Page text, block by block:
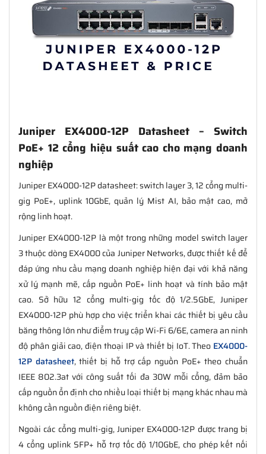
Juniper EX4000-12P Datasheet – Switch
PoE+ 12 cổng hiệu suất cao cho mạng doanh
nghiệp
Juniper EX4000-12P datasheet: switch layer 3, 12 cổng multi-
gig PoE+, uplink 10GbE, quản lý Mist AI, bảo mật cao, mở
rộng linh hoạt.
Juniper EX4000-12P là một trong những model switch layer
3 thuộc dòng EX4000 của Juniper Networks, được thiết kế để
đáp ứng nhu cầu mạng doanh nghiệp hiện đại với khả năng
xử lý mạnh mẽ, cấp nguồn PoE+ linh hoạt và tính bảo mật
cao. Sở hữu 12 cổng multi-gig tốc độ 1/2.5GbE, Juniper
EX4000-12P phù hợp cho việc triển khai các thiết bị yêu cầu
băng thông lớn như điểm truy cập Wi-Fi 6/6E, camera an ninh
độ phân giải cao, điện thoại IP và thiết bị IoT. Theo EX4000-
12P datasheet, thiết bị hỗ trợ cấp nguồn PoE+ theo chuẩn
IEEE 802.3at với công suất tối đa 30W mỗi cổng, đảm bảo
cấp nguồn ổn định cho nhiều loại thiết bị mạng khác nhau mà
không cần nguồn điện riêng biệt.
Ngoài các cổng multi-gig, Juniper EX4000-12P được trang bị
4 cổng uplink SFP+ hỗ trợ tốc độ 1/10GbE, cho phép kết nối